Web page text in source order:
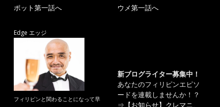
ポット第一話へ ウメ第一話へ
Edge エッジ
フィリピンと関わることになって早
新ブログライター募集中！
あなたのフィリピンエピソ
ードを連載しませんか！？
⇒ 【お知らせ】クレマニ、